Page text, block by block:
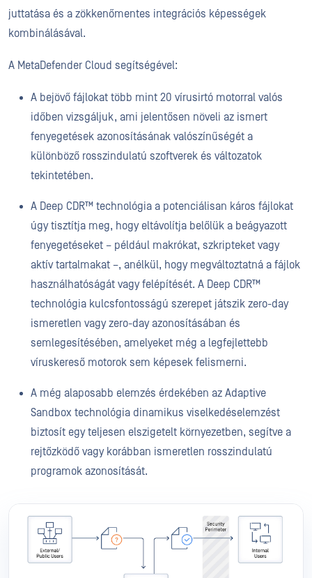
juttatása és a zökkenőmentes integrációs képességek
kombinálásával.
A MetaDefender Cloud segítségével:
A bejövő fájlokat több mint 20 vírusirtó motorral valós
időben vizsgáljuk, ami jelentősen növeli az ismert
fenyegetések azonosításának valószínűségét a
különböző rosszindulatú szoftverek és változatok
tekintetében.
A Deep CDR™ technológia a potenciálisan káros fájlokat
úgy tisztítja meg, hogy eltávolítja belőlük a beágyazott
fenyegetéseket – például makrókat, szkripteket vagy
aktív tartalmakat –, anélkül, hogy megváltoztatná a fájlok
használhatóságát vagy felépítését. A Deep CDR™
technológia kulcsfontosságú szerepet játszik zero-day
ismeretlen vagy zero-day azonosításában és
semlegesítésében, amelyeket még a legfejlettebb
víruskereső motorok sem képesek felismerni.
A még alaposabb elemzés érdekében az Adaptive
Sandbox technológia dinamikus viselkedéselemzést
biztosít egy teljesen elszigetelt környezetben, segítve a
rejtőzködő vagy korábban ismeretlen rosszindulatú
programok azonosítását.